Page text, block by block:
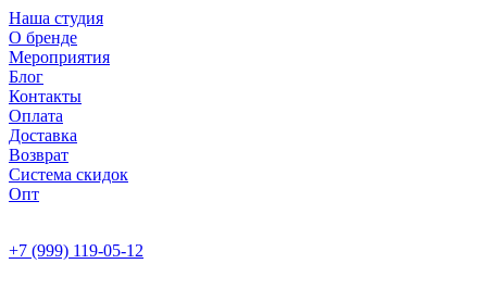
Наша студия
О бренде
Мероприятия
Блог
Контакты
Оплата
Доставка
Возврат
Система скидок
Опт
+7 (999) 119-05-12